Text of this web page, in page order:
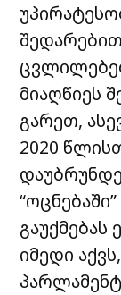
მიაღწიეს
გარეთ,
2020
იმედი